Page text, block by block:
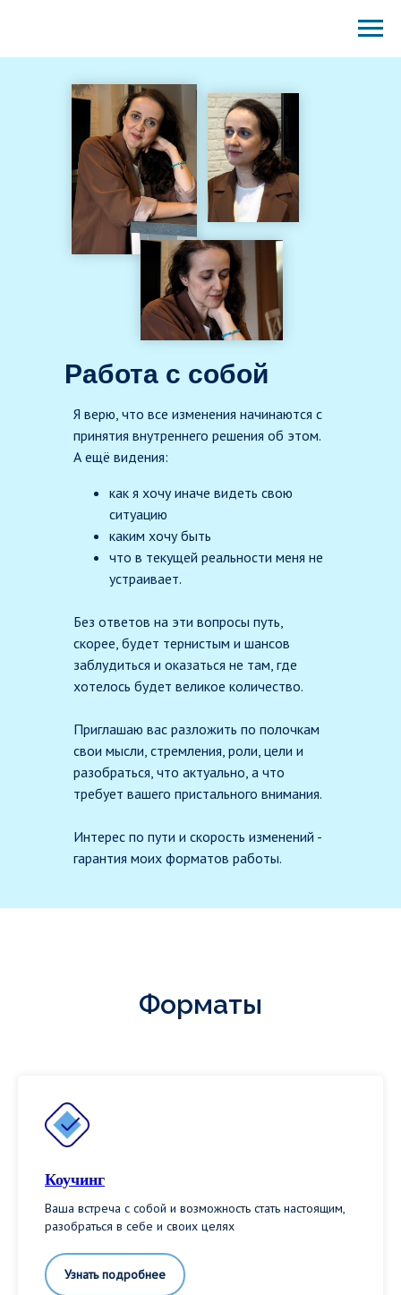
Работа с собой
Я верю, что все изменения начинаются с
принятия внутреннего решения об этом.
А ещё видения:
как я хочу иначе видеть свою
ситуацию
каким хочу быть
что в текущей реальности меня не
устраивает.
Без ответов на эти вопросы путь,
скорее, будет тернистым и шансов
заблудиться и оказаться не там, где
хотелось будет великое количество.
Приглашаю вас разложить по полочкам
свои мысли, стремления, роли, цели и
разобраться, что актуально, а что
требует вашего пристального внимания.
Интерес по пути и скорость изменений -
гарантия моих форматов работы.
Форматы
Коучинг
Ваша встреча с собой и возможность стать настоящим,
разобраться в себе и своих целях
Узнать подробнее